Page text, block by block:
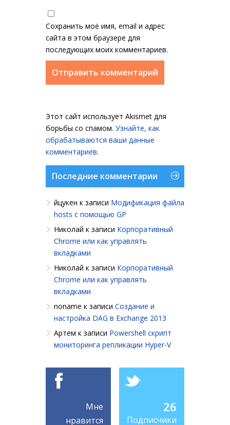
Сохранить моё имя, email и адрес
сайта в этом браузере для
последующих моих комментариев.
Этот сайт использует Akismet для
борьбы со спамом. Узнайте, как
обрабатываются ваши данные
комментариев.
Последние комментарии
йцукен к записи Модификация файла
hosts с помощью GP
Николай к записи Корпоративный
Chrome или как управлять
вкладками
Николай к записи Корпоративный
Chrome или как управлять
вкладками
noname к записи Создание и
настройка DAG в Exchange 2013
Артем к записи Powershell cкрипт
мониторинга репликации Hyper-V
Мне
нравится
26
Подписчики